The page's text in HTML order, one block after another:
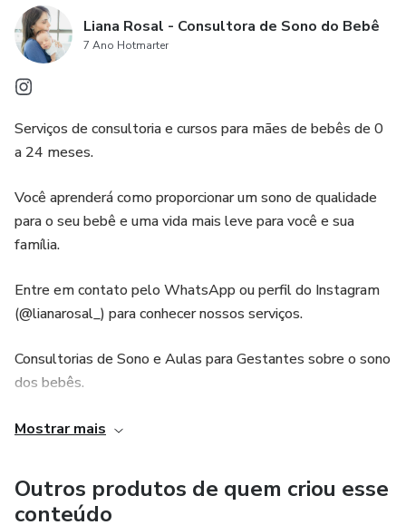
Liana Rosal - Consultora de Sono do Bebê
7 Ano Hotmarter
Serviços de consultoria e cursos para mães de bebês de 0
a 24 meses.
Você aprenderá como proporcionar um sono de qualidade
para o seu bebê e uma vida mais leve para você e sua
família.
Entre em contato pelo WhatsApp ou perfil do Instagram
(@lianarosal_) para conhecer nossos serviços.
Consultorias de Sono e Aulas para Gestantes sobre o sono
dos bebês.
As Consultorias de Sono são compostas de
- Cenário atual/objetivos: relatório sobre a situação atual
Mostrar mais
Outros produtos de quem criou esse
conteúdo